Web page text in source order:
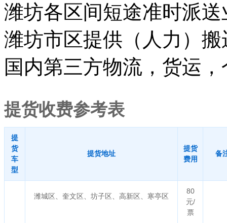
潍坊各区间短途准时派送
潍坊市区提供（人力）
国内第三方物流，货运
提货收费参考表
提
货
车
型
提货地址
提货
费用
备
潍城区、奎文区、坊子区、高新区、寒亭区
80
元/
票